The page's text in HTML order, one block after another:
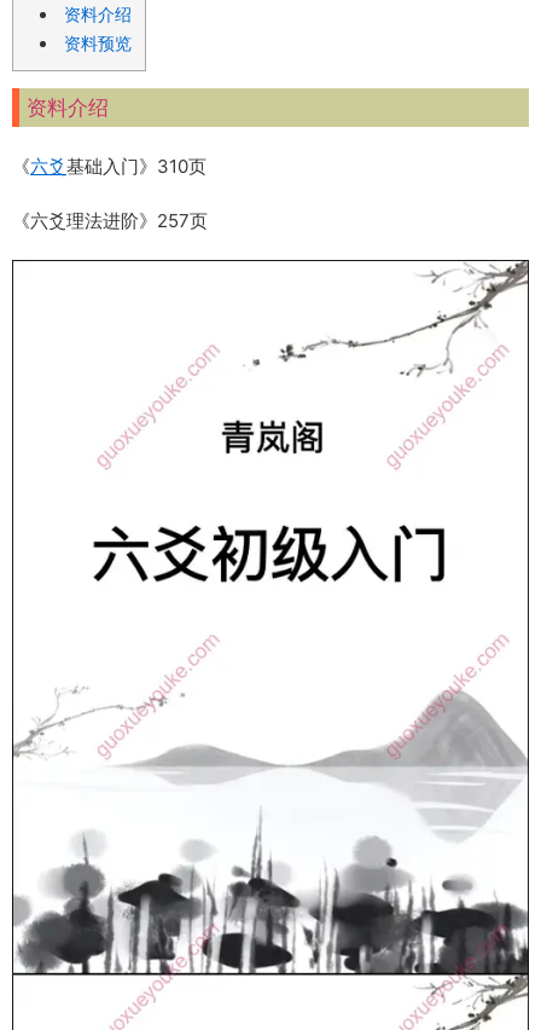
资料介绍
资料预览
资料介绍
《六爻基础入门》310页
《六爻理法进阶》257页